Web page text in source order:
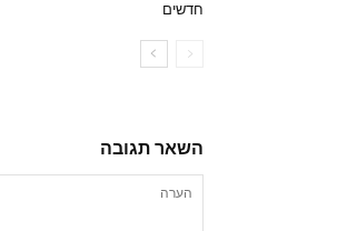
חדשים
השאר תגובה